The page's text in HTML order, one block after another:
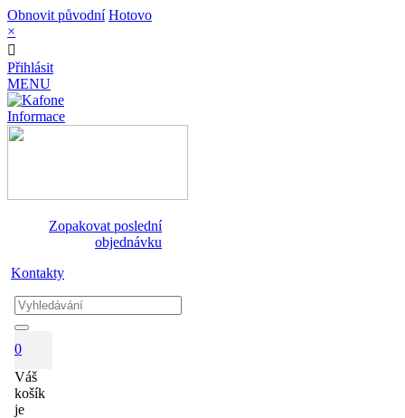
Obnovit původní Hotovo
×
Přihlásit
MENU
Informace
Zopakovat poslední
objednávku
Kontakty
0
Váš
košík
je